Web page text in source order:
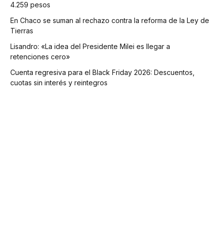
4.259 pesos
En Chaco se suman al rechazo contra la reforma de la Ley de
Tierras
Lisandro: «La idea del Presidente Milei es llegar a
retenciones cero»
Cuenta regresiva para el Black Friday 2026: Descuentos,
cuotas sin interés y reintegros